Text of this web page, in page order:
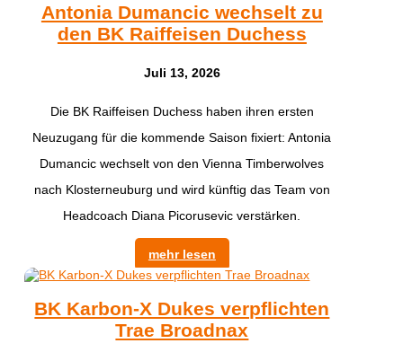
Antonia Dumancic wechselt zu
den BK Raiffeisen Duchess
Juli 13, 2026
Die BK Raiffeisen Duchess haben ihren ersten
Neuzugang für die kommende Saison fixiert: Antonia
Dumancic wechselt von den Vienna Timberwolves
nach Klosterneuburg und wird künftig das Team von
Headcoach Diana Picorusevic verstärken.
mehr lesen
BK Karbon-X Dukes verpflichten
Trae Broadnax